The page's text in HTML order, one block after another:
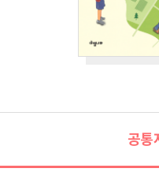
공통